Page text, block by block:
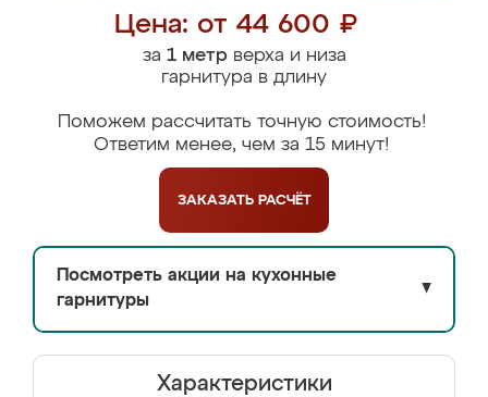
Цена: от 44 600 ₽
за 1 метрверха и низа
гарнитура в длину
Поможем рассчитать точную стоимость!
Ответим менее, чем за 15 минут!
ЗАКАЗАТЬ РАСЧЁТ
Посмотреть акции на кухонные
гарнитуры
▼
Характеристики